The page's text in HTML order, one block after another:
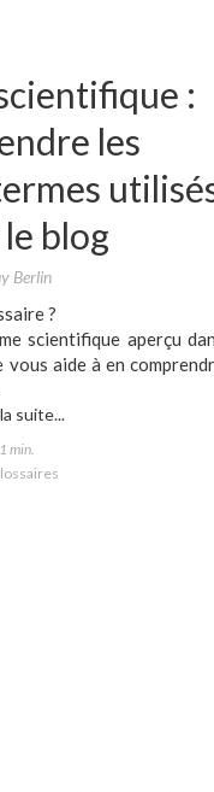
:
les
blog
Berlin
?
scientifique aperçu
aide à en
suite...
1 min.